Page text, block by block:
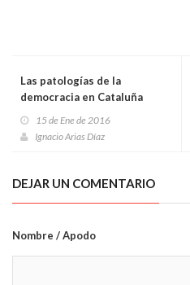
Las patologías de la
democracia en Cataluña
15 de Ene de 2016
Ignacio Arias Díaz
DEJAR UN COMENTARIO
Nombre / Apodo